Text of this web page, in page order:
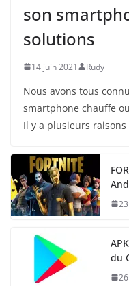
son
solutions
14 juin 2021 Rudy
Nous avons tous
smartphone chauffe
Il y a plusieurs raisons
du